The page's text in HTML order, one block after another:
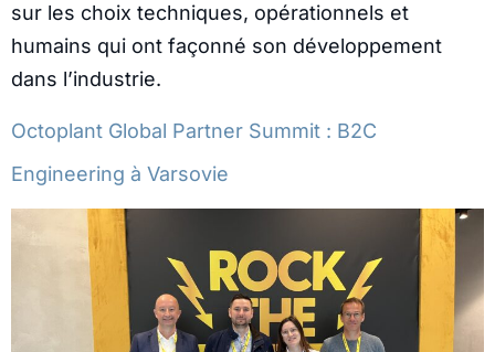
sur les choix techniques, opérationnels et
humains qui ont façonné son développement
dans l’industrie.
Octoplant Global Partner Summit : B2C
Engineering à Varsovie